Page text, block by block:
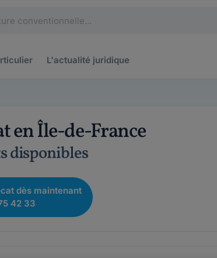
L'actualité juridique
en Île-de-France
disponibles
dès maintenant
42 33